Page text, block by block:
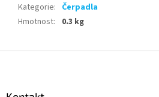
Kategorie: Čerpadla
Hmotnost: 0.3 kg